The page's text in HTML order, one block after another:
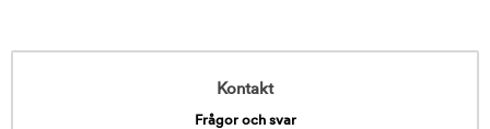
Kontakt
Frågor och svar